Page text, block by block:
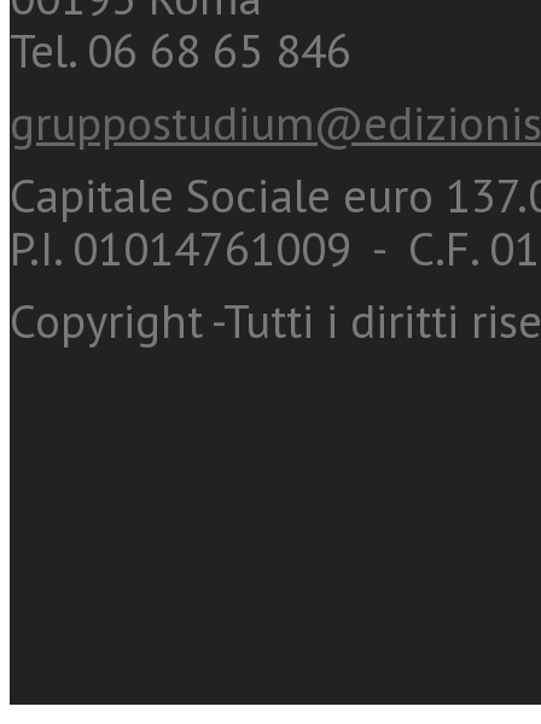
Tel. 06 68 65 846
Capitale Sociale euro
P.I. 01014761009 - C.F.
Copyright -Tutti i diritti